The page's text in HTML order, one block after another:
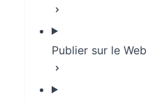
Publier sur le Web